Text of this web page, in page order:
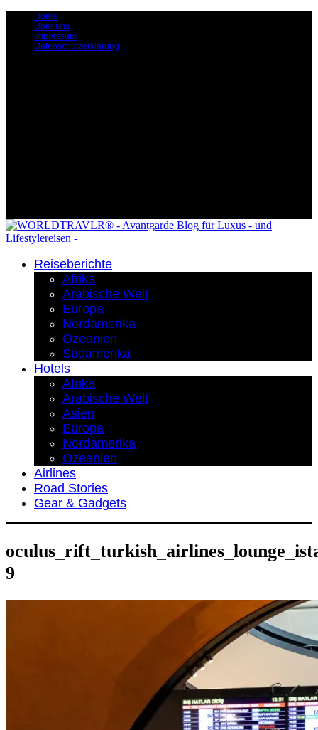
Home
Über uns
Impressum
Datenschutzerklärung
Reiseberichte
Afrika
Arabische Welt
Europa
Nordamerika
Ozeanien
Südamerika
Hotels
Afrika
Arabische Welt
Asien
Europa
Nordamerika
Ozeanien
Airlines
Road Stories
Gear & Gadgets
9